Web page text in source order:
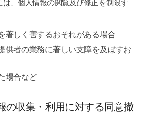
、個人情報の閲覧及び修正を制限す
著しく害するおそれがある場合
供者の業務に著しい支障を及ぼすお
場合など
の収集・利用に対する同意撤